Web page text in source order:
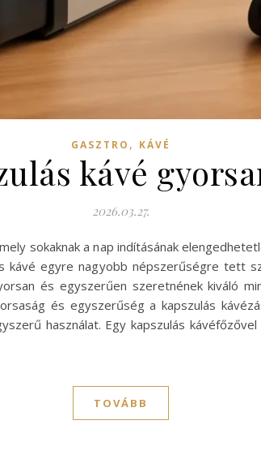
GASZTRO , KÁVÉ
kávé
2026.03.27.
sokaknak a nap indításának
kávé egyre nagyobb népszerűségre tett
és egyszerűen szeretnének kiváló
és egyszerűség a kapszulás
használat. Egy kapszulás
TOVÁBB